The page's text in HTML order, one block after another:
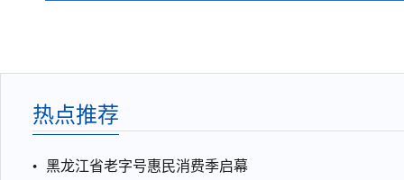
热点推荐
黑龙江省老字号惠民消费季启幕